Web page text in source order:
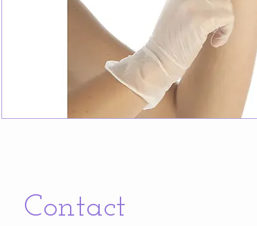
Contact